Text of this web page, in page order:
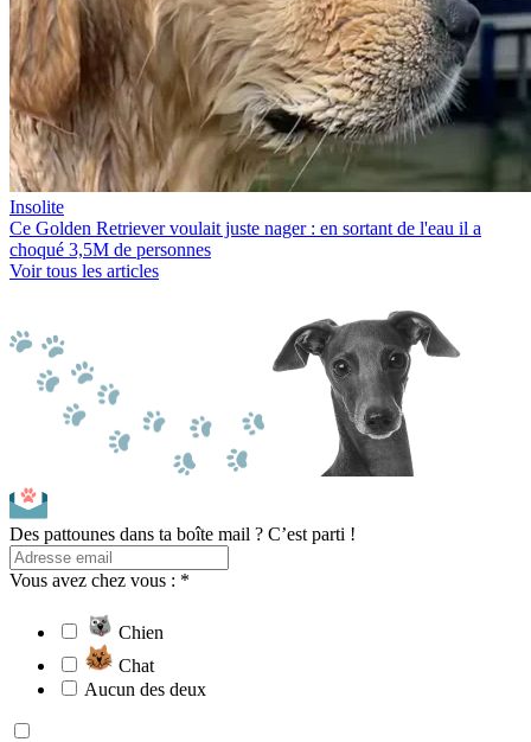
Insolite
Ce Golden Retriever voulait juste nager : en sortant de l'eau il a
choqué 3,5M de personnes
Voir tous les articles
Des pattounes dans ta boîte mail ? C’est parti !
Vous avez chez vous : *
Chien
Chat
Aucun des deux